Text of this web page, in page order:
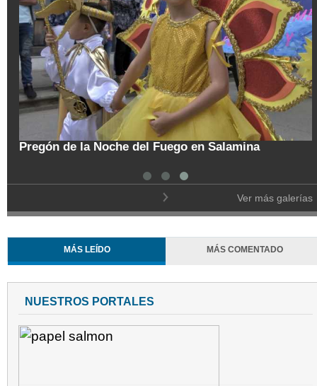
Pregón de la Noche del Fuego en Salamina
Ver más galerías
MÁS LEÍDO MÁS COMENTADO
NUESTROS PORTALES